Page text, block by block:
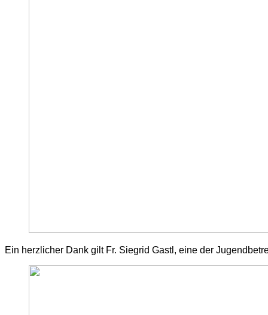
Ein herzlicher Dank gilt Fr. Siegrid Gastl, eine der